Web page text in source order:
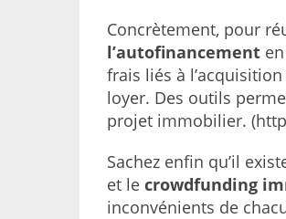
Concrètement, pour
l’autofinancement
frais liés à
loyer. Des outils
projet immobilier.
Sachez enfin qu’il
et le crowdfunding
inconvénients de